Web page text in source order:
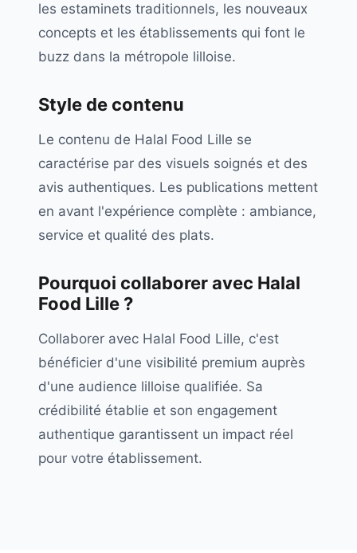
les estaminets traditionnels, les nouveaux
concepts et les établissements qui font le
buzz dans la métropole lilloise.
Style de contenu
Le contenu de Halal Food Lille se
caractérise par des visuels soignés et des
avis authentiques. Les publications mettent
en avant l'expérience complète : ambiance,
service et qualité des plats.
Pourquoi collaborer avec Halal
Food Lille ?
Collaborer avec Halal Food Lille, c'est
bénéficier d'une visibilité premium auprès
d'une audience lilloise qualifiée. Sa
crédibilité établie et son engagement
authentique garantissent un impact réel
pour votre établissement.